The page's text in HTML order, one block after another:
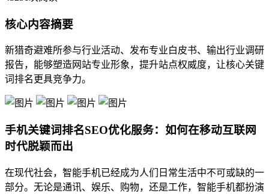
核心内容摘要
新猎奇避难所参与行业活动、发布专业白皮书、输出行业调研
报告，能够塑造网站专业形象，提升站点权威度，让核心关键
词排名更具竞争力。
手机关键词排名SEO优化服务：如何在移动互联网
时代脱颖而出
在现代社会，智能手机已经成为人们日常生活中不可或缺的一
部分。无论是通讯、娱乐、购物，还是工作，智能手机都扮演